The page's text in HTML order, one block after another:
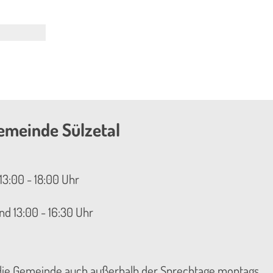
Sülzetal
- 18:00 Uhr
13:00 - 16:30 Uhr